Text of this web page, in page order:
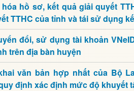
hồ sơ, kết quả giải quyết
TTHC của tỉnh và tái sử dụng
đổi, sử dụng tài khoản
trên địa bàn huyện
văn bản hợp nhất của Bộ
định xác định mức độ khuyết